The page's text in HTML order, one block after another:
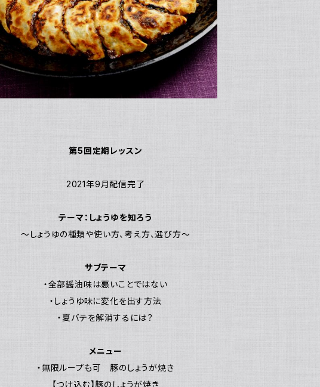
第5回定期レッスン
2021年9月配信完了
テーマ：しょうゆを知ろう
～しょうゆの種類や使い方、考え方、選び方～
サブテーマ
・全部醤油味は悪いことではない
・しょうゆ味に変化を出す方法
・夏バテを解消するには？
メニュー
・無限ループも可 豚のしょうが焼き
【つけ込む】豚のしょうが焼き